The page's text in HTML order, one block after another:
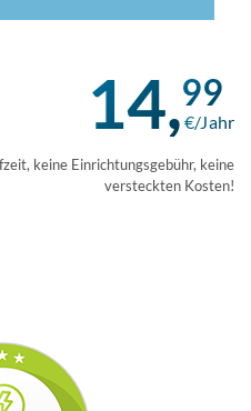
14,99
€/Jahr
keine Einrichtungsgebühr, keine
versteckten Kosten!